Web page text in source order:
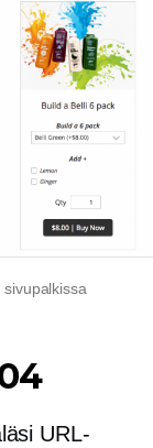
URL-